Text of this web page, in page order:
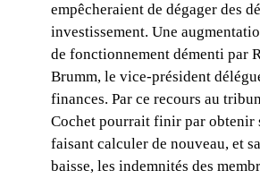
empêcheraient de dégager des
investissement. Une
de fonctionnement démenti par
Brumm, le vice-président
finances. Par ce recours au
Cochet pourrait finir par obtenir
faisant calculer de nouveau, et
baisse, les indemnités des